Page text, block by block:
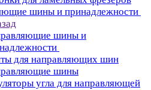
шины и принадлежности
шины и
для направляющих шин
шины
угла для направляющей